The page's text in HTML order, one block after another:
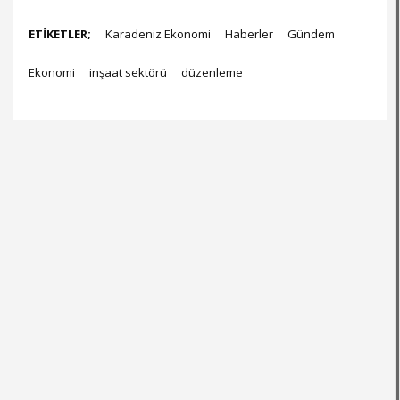
ETİKETLER; Karadeniz Ekonomi Haberler Gündem
Ekonomi inşaat sektörü düzenleme